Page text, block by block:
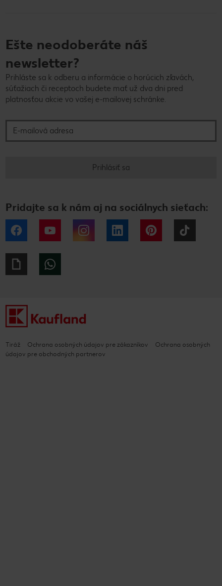
Ešte neodoberáte náš
newsletter?
Prihláste sa k odberu a informácie o horúcich zľavách,
súťažiach či receptoch budete mať už dva dni pred
platnosťou akcie vo vašej e-mailovej schránke.
Prihlásiť sa
Pridajte sa k nám aj na sociálnych sieťach:
Facebook YouTube Instagram LinkedIn Pinterest
Giphy
Tiráž Ochrana osobných údajov pre zákazníkov
Ochrana osobných
údajov pre obchodných partnerov